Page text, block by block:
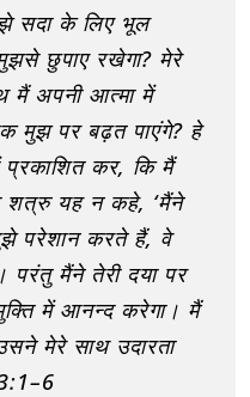
सदा के लिए भूल
छुपाए रखेगा? मेरे
मैं अपनी आत्मा में
मुझ पर बढ़त पाएंगे? हे
कर, कि मैं
शत्रु यह न कहे, ‘मैंने
परेशान करते हैं, वे
परंतु मैंने तेरी दया पर
में आनन्द करेगा। मैं
मेरे साथ उदारता